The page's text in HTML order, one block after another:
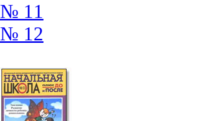
№ 11
№ 12